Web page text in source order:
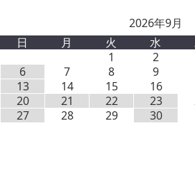
2026年9月
日
月 火 水
1
2
6
7 8 9
13
14 15 16
20
21 22 23
27
28 29 30